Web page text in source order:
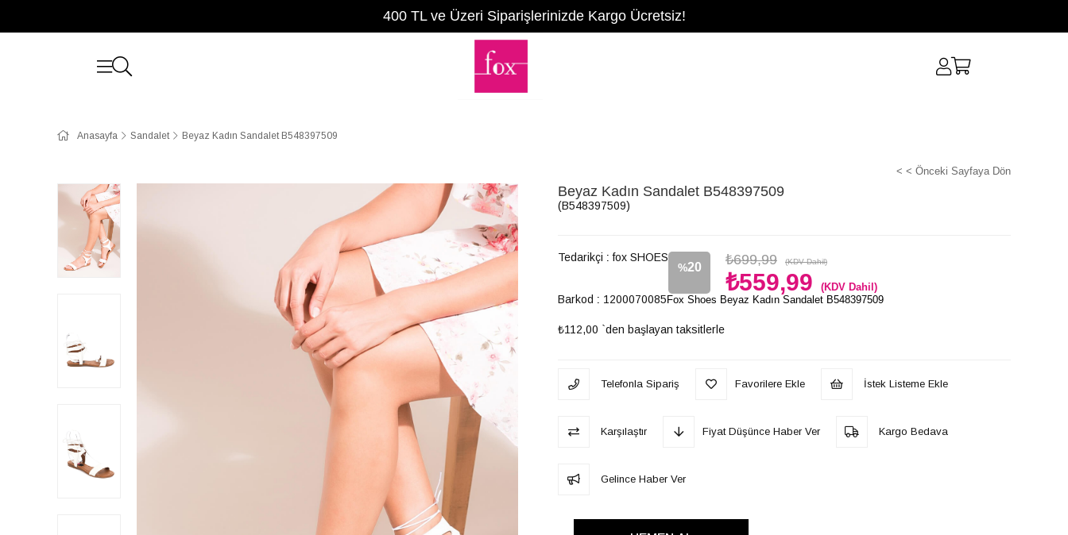
400 TL ve Üzeri Siparişlerinizde Kargo Ücretsiz!
Anasayfa Sandalet Beyaz Kadın Sandalet B548397509
< < Önceki Sayfaya Dön
Beyaz Kadın Sandalet B548397509
(B548397509)
Tedarikçi : fox SHOES
%20
İndirim
₺699,99 (KDV Dahil)
₺559,99 (KDV Dahil)
Barkod : 1200070085
₺112,00 `den başlayan taksitlerle
Fox Shoes Beyaz Kadın Sandalet B548397509
Telefonla Sipariş Favorilere Ekle İstek Listeme Ekle
Karşılaştır Fiyat Düşünce Haber Ver Kargo Bedava
Gelince Haber Ver